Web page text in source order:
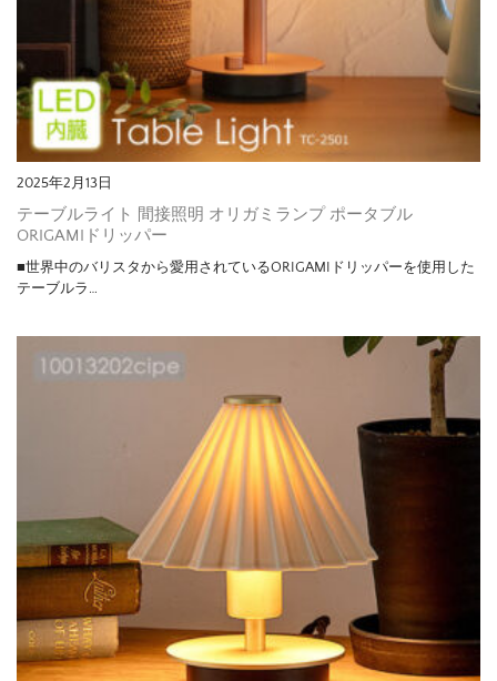
2025年2月13日
テーブルライト 間接照明 オリガミランプ ポータブル
ORIGAMIドリッパー
■世界中のバリスタから愛用されているORIGAMIドリッパーを使用した
テーブルラ…